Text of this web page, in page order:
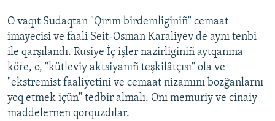
O vaqıt Sudaqtan "Qırım birdemliginiñ" cemaat
imayecisi ve faali Seit-Osman Karaliyev de aynı tenbi
ile qarşılandı. Rusiye İç işler nazirliginiñ aytqanına
köre, o, "kütleviy aktsiyanıñ teşkilâtçısı" ola ve
"ekstremist faaliyetini ve cemaat nizamını bozğanlarnı
yoq etmek içün" tedbir almalı. Onı memuriy ve cinaiy
maddelernen qorquzdılar.